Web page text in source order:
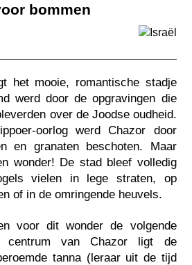
bommen
het mooie, romantische stadje
werd door de opgravingen die
over de Joodse oudheid.
oorlog werd Chazor door
en granaten beschoten. Maar
wonder! De stad bleef volledig
vielen in lege straten, op
of in de omringende heuvels.
voor dit wonder de volgende
centrum van Chazor ligt de
tanna (leraar uit de tijd